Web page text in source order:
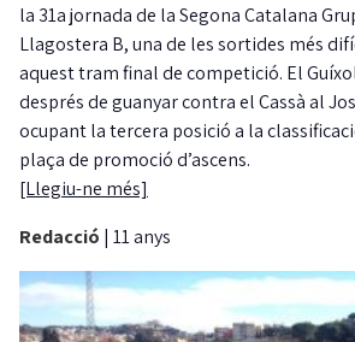
la 31a jornada de la Segona Catalana
Llagostera B, una de les sortides més
aquest tram final de competició. El
després de guanyar contra el Cassà al
ocupant la tercera posició a la
plaça de promoció d’ascens.
[Llegiu-ne més]
Redacció | 11 anys